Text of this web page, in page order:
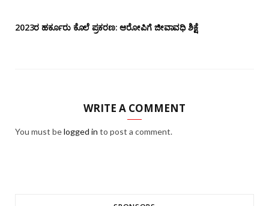
2023ರ ಹರ್ಕೂರು ಕೊಲೆ ಪ್ರಕರಣ: ಆರೋಪಿಗೆ ಜೀವಾವಧಿ ಶಿಕ್ಷೆ
WRITE A COMMENT
You must belogged in to post a comment.